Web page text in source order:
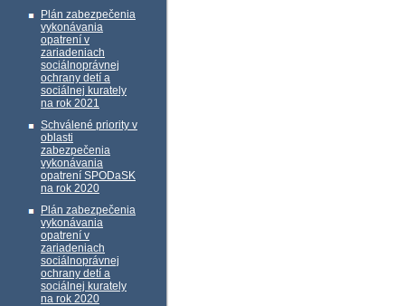
Plán zabezpečenia
vykonávania
opatrení v
zariadeniach
sociálnoprávnej
ochrany detí a
sociálnej kurately
na rok 2021
Schválené priority v
oblasti
zabezpečenia
vykonávania
opatrení SPODaSK
na rok 2020
Plán zabezpečenia
vykonávania
opatrení v
zariadeniach
sociálnoprávnej
ochrany detí a
sociálnej kurately
na rok 2020